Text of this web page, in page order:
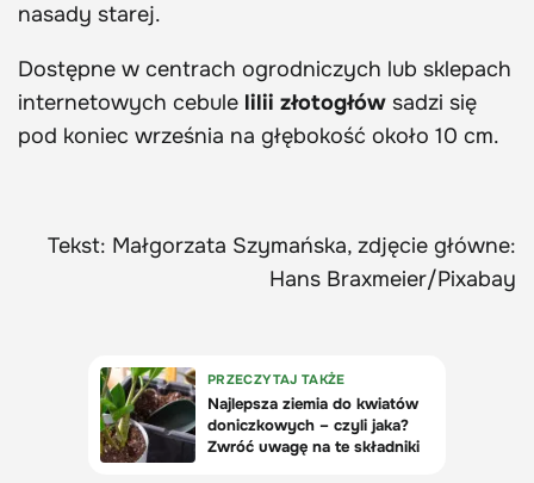
nasady starej.
Dostępne w centrach ogrodniczych lub sklepach
internetowych cebule lilii złotogłów sadzi się
pod koniec września na głębokość około 10 cm.
Tekst: Małgorzata Szymańska, zdjęcie główne:
Hans Braxmeier/Pixabay